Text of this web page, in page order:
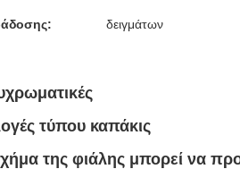
δειγμάτων
τύπου καπάκις
της φιάλης μπορεί να